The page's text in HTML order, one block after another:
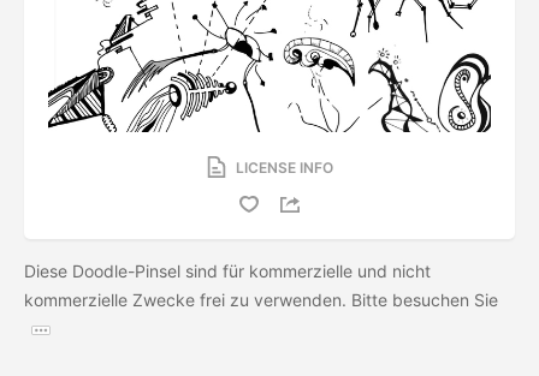
LICENSE INFO
Diese Doodle-Pinsel sind für kommerzielle und nicht
kommerzielle Zwecke frei zu verwenden. Bitte besuchen Sie